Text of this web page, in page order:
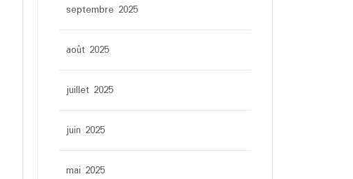
septembre 2025
août 2025
juillet 2025
juin 2025
mai 2025